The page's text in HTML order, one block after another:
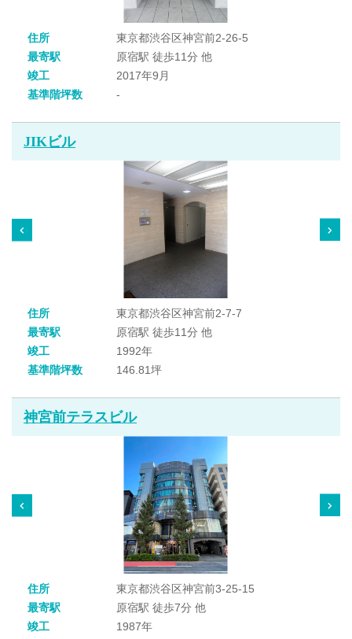
住所
東京都渋谷区神宮前2-26-5
最寄駅
原宿駅 徒歩11分 他
竣工
2017年9月
基準階坪数
-
JIKビル
住所
東京都渋谷区神宮前2-7-7
最寄駅
原宿駅 徒歩11分 他
竣工
1992年
基準階坪数
146.81坪
神宮前テラスビル
住所
東京都渋谷区神宮前3-25-15
最寄駅
原宿駅 徒歩7分 他
竣工
1987年